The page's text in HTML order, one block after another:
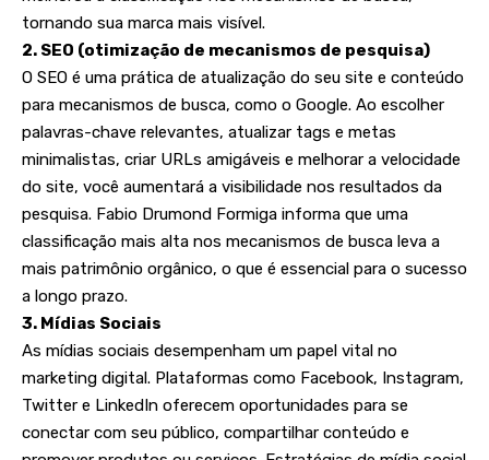
tornando sua marca mais visível.
2. SEO (otimização de mecanismos de pesquisa)
O SEO é uma prática de atualização do seu site e conteúdo
para mecanismos de busca, como o Google. Ao escolher
palavras-chave relevantes, atualizar tags e metas
minimalistas, criar URLs amigáveis ​​​​e melhorar a velocidade
do site, você aumentará a visibilidade nos resultados da
pesquisa. Fabio Drumond Formiga informa que uma
classificação mais alta nos mecanismos de busca leva a
mais patrimônio orgânico, o que é essencial para o sucesso
a longo prazo.
3. Mídias Sociais
As mídias sociais desempenham um papel vital no
marketing digital. Plataformas como Facebook, Instagram,
Twitter e LinkedIn oferecem oportunidades para se
conectar com seu público, compartilhar conteúdo e